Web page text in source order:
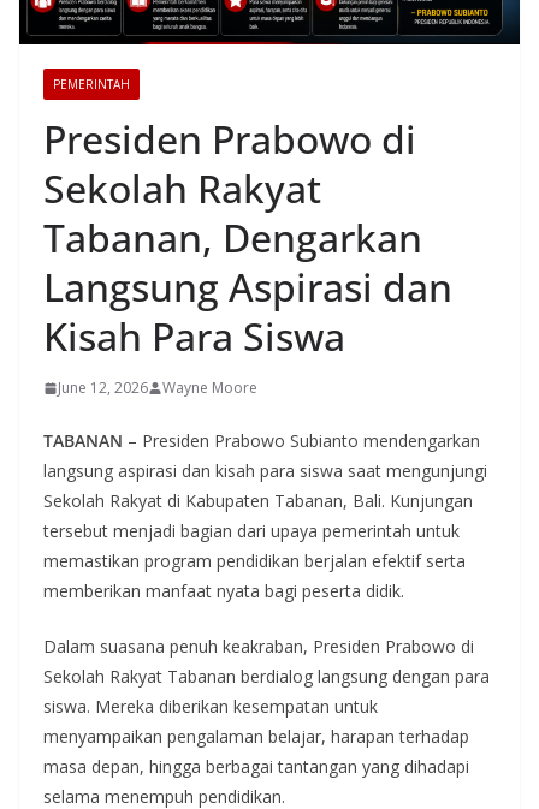
PEMERINTAH
Presiden Prabowo di
Sekolah Rakyat
Tabanan, Dengarkan
Langsung Aspirasi dan
Kisah Para Siswa
June 12, 2026 Wayne Moore
TABANAN – Presiden Prabowo Subianto mendengarkan
langsung aspirasi dan kisah para siswa saat mengunjungi
Sekolah Rakyat di Kabupaten Tabanan, Bali. Kunjungan
tersebut menjadi bagian dari upaya pemerintah untuk
memastikan program pendidikan berjalan efektif serta
memberikan manfaat nyata bagi peserta didik.
Dalam suasana penuh keakraban, Presiden Prabowo di
Sekolah Rakyat Tabanan berdialog langsung dengan para
siswa. Mereka diberikan kesempatan untuk
menyampaikan pengalaman belajar, harapan terhadap
masa depan, hingga berbagai tantangan yang dihadapi
selama menempuh pendidikan.